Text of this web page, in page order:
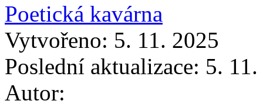
Poetická kavárna
Vytvořeno: 5. 11. 2025
Poslední aktualizace: 5.
Autor: